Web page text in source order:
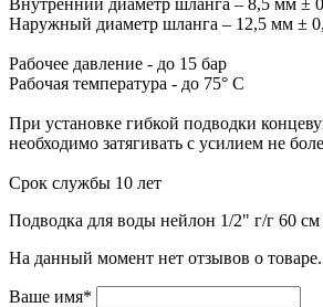
Наружный диаметр шланга – 12,5 мм ±
Рабочее давление - до 15 бар
Рабочая температура - до 75° С
При установке гибкой подводки
необходимо затягивать с усилием не
Срок службы 10 лет
Подводка для воды нейлон 1/2" г/г 60
На данный момент нет отзывов о товаре.
Ваше имя*